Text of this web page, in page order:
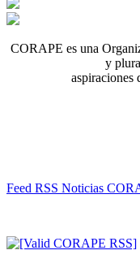
CORAPE es una
y
aspiraciones
Feed RSS Noticias